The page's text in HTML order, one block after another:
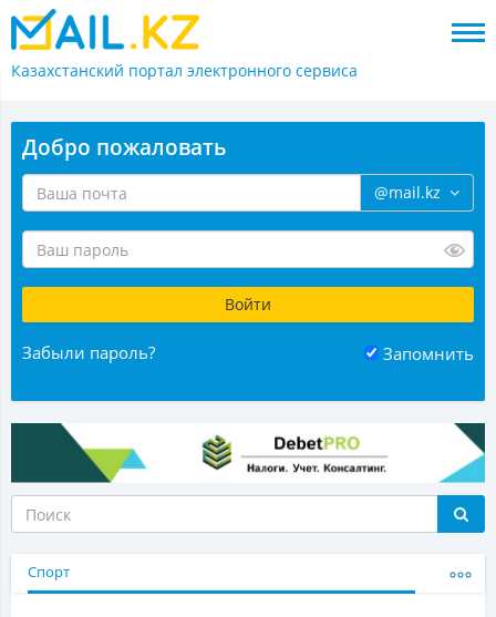
Казахстанский портал электронного сервиса
Добро пожаловать
@mail.kz
Забыли пароль? Запомнить
Спорт